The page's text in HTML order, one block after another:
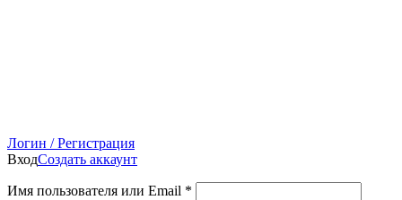
Логин / Регистрация
ВходСоздать аккаунт
Имя пользователя или Email *